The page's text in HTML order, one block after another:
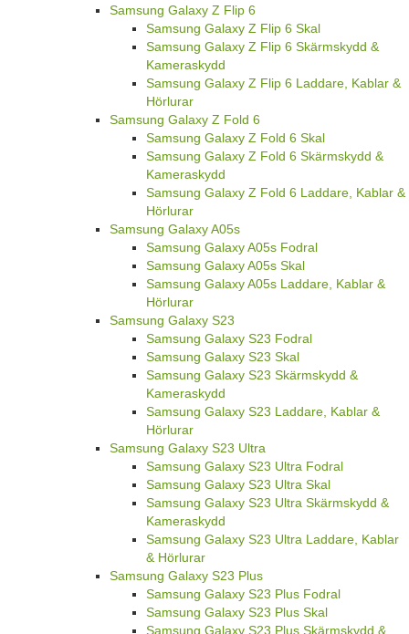
Samsung Galaxy Z Flip 6
Samsung Galaxy Z Flip 6 Skal
Samsung Galaxy Z Flip 6 Skärmskydd &
Kameraskydd
Samsung Galaxy Z Flip 6 Laddare, Kablar &
Hörlurar
Samsung Galaxy Z Fold 6
Samsung Galaxy Z Fold 6 Skal
Samsung Galaxy Z Fold 6 Skärmskydd &
Kameraskydd
Samsung Galaxy Z Fold 6 Laddare, Kablar &
Hörlurar
Samsung Galaxy A05s
Samsung Galaxy A05s Fodral
Samsung Galaxy A05s Skal
Samsung Galaxy A05s Laddare, Kablar &
Hörlurar
Samsung Galaxy S23
Samsung Galaxy S23 Fodral
Samsung Galaxy S23 Skal
Samsung Galaxy S23 Skärmskydd &
Kameraskydd
Samsung Galaxy S23 Laddare, Kablar &
Hörlurar
Samsung Galaxy S23 Ultra
Samsung Galaxy S23 Ultra Fodral
Samsung Galaxy S23 Ultra Skal
Samsung Galaxy S23 Ultra Skärmskydd &
Kameraskydd
Samsung Galaxy S23 Ultra Laddare, Kablar
& Hörlurar
Samsung Galaxy S23 Plus
Samsung Galaxy S23 Plus Fodral
Samsung Galaxy S23 Plus Skal
Samsung Galaxy S23 Plus Skärmskydd &